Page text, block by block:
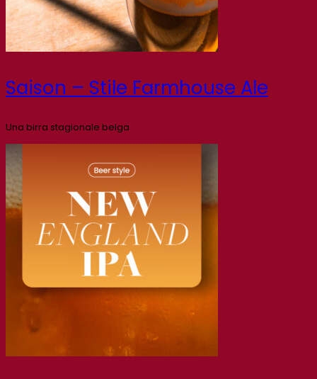
Saison – Stile Farmhouse Ale
Una birra stagionale belga